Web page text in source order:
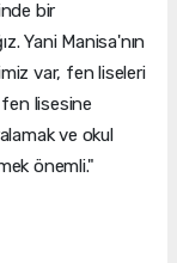
bir
Yani Manisa'nın
var, fen liseleri
lisesine
ve okul
önemli."